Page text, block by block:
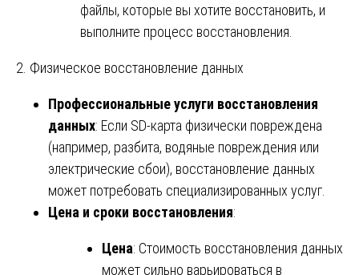
файлы, которые вы хотите восстановить, и
выполните процесс восстановления.
2. Физическое восстановление данных
Профессиональные услуги восстановления
данных: Если SD-карта физически повреждена
(например, разбита, водяные повреждения или
электрические сбои), восстановление данных
может потребовать специализированных услуг.
Цена и сроки восстановления:
Цена: Стоимость восстановления данных
может сильно варьироваться в